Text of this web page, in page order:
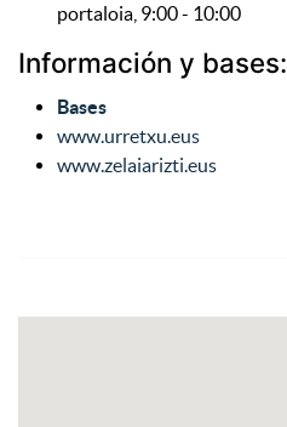
portaloia, 9:00 - 10:00
Información y bases:
Bases
www.urretxu.eus
www.zelaiarizti.eus